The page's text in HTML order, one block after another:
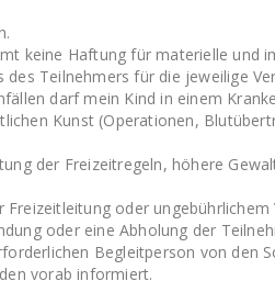
keine Haftung für materielle und
des Teilnehmers für die jeweilige
darf mein Kind in einem
Kunst (Operationen,
der Freizeitregeln, höhere
oder
oder eine Abholung der
Begleitperson von den
vorab informiert.